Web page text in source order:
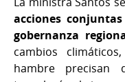
acciones
gobernanza
cambios
hambre